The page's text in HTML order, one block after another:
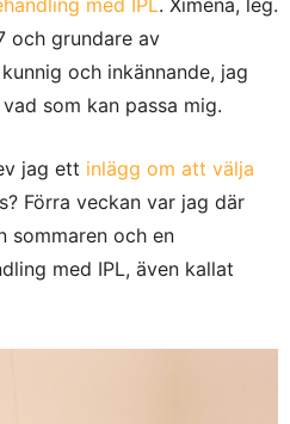
och grundare av
och inkännande, jag
som kan passa mig.
jag ett inlägg om att välja
Förra veckan var jag där
sommaren och en
med IPL, även kallat